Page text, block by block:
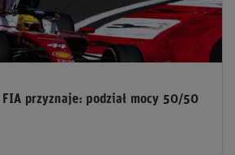
przyznaje: podział mocy 50/50